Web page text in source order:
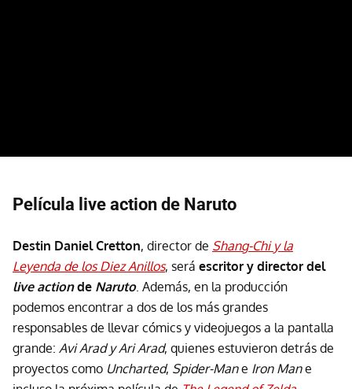
Película live action de Naruto
Destin Daniel Cretton, director de Shang-Chi y la
Leyenda de los Diez Anillos, será escritor y director del
live actionde Naruto. Además, en la producción
podemos encontrar a dos de los más grandes
responsables de llevar cómics y videojuegos a la pantalla
grande: Avi Arad y Ari Arad, quienes estuvieron detrás de
proyectos como Uncharted, Spider-Mane Iron Mane